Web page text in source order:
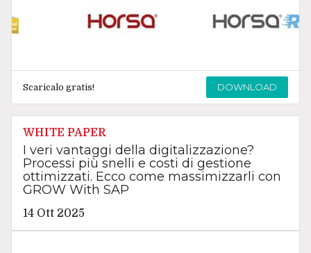
Scaricalo gratis! DOWNLOAD
WHITE PAPER
I veri vantaggi della digitalizzazione?
Processi più snelli e costi di gestione
ottimizzati. Ecco come massimizzarli con
GROW With SAP
14 Ott 2025